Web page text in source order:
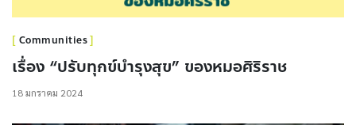
Communities
เรื่อง “ปรับทุกข์บำรุงสุข” ของหมอศิริราช
18 มกราคม 2024